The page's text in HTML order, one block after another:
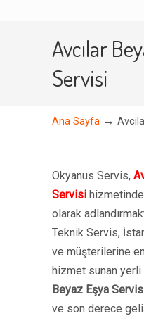
Avcılar
Servisi
Ana Sayfa →
Okyanus Servis,
Servisi
olarak
Teknik Servis,
ve müşterilerine
hizmet sunan yerli
Beyaz Eşya
ve son derece